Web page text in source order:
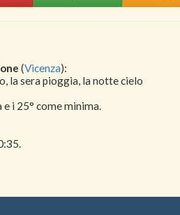
(Vicenza):
la sera pioggia, la notte cielo
i 25° come minima.